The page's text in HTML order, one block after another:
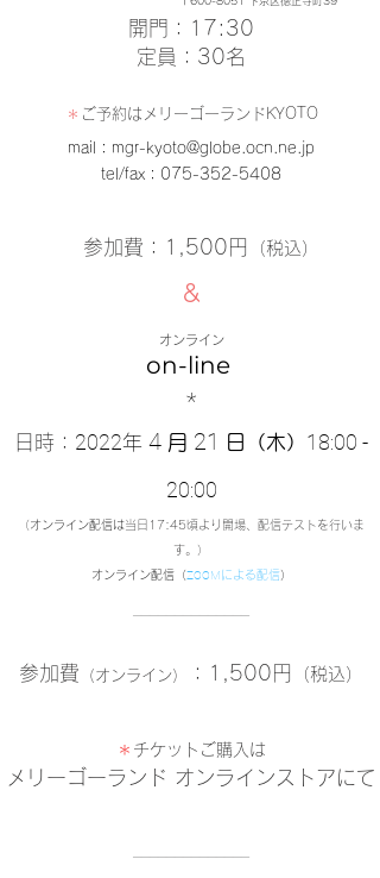
開門 ：17:30
定員 ：30名
＊ ご予約は メリーゴーランドKYOTO
mail：mgr-kyoto@globe.ocn.ne.jp
tel/fax：075-352-5408
参加費 ：1,500円 （税込）
&
オンライン
on-line
*
日時 ： 2022年 4 月 21 日（木） 18:00 -
20:00
（ オンライン配信は当日17:45頃より開場、配信テストを行いま
す。）
オンライン配信（ZOOM による配信）
──────────────
参加費 （オンライン） ：1,500円 （税込）
＊ チケットご購入は
メリーゴーランド オンラインストアにて
──────────────